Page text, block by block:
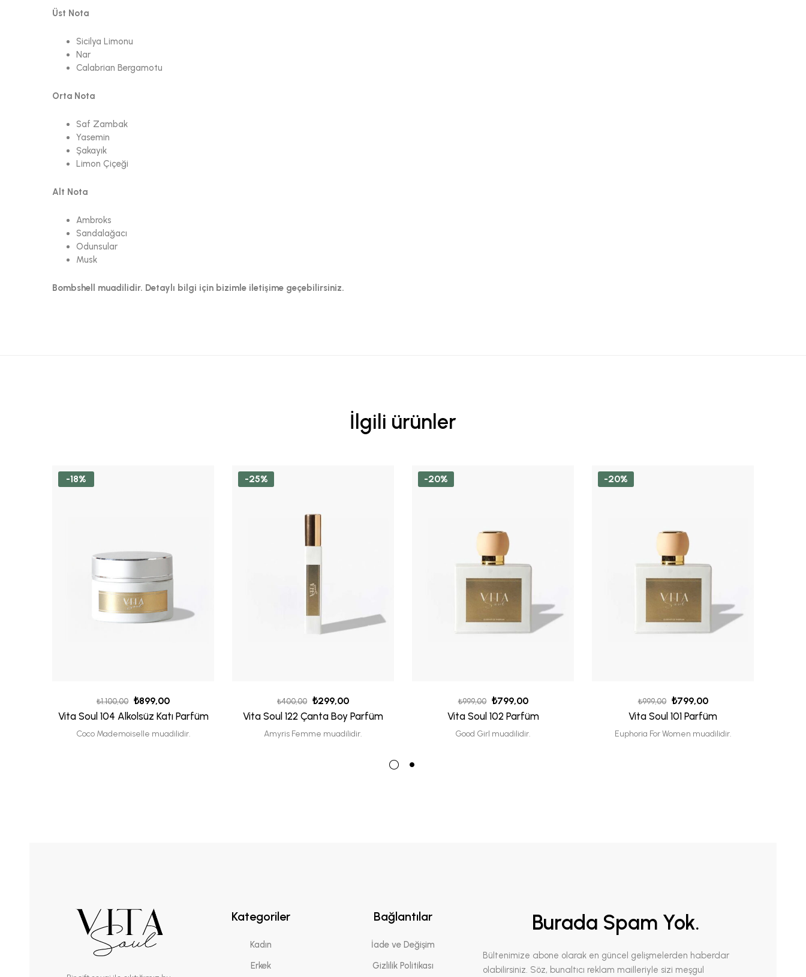
Üst Nota
Sicilya Limonu
Nar
Calabrian Bergamotu
Orta Nota
Saf Zambak
Yasemin
Şakayık
Limon Çiçeği
Alt Nota
Ambroks
Sandalağacı
Odunsular
Musk
Bombshell muadilidir. Detaylı bilgi için bizimle iletişime geçebilirsiniz.
İlgili ürünler
-18%
₺1.100,00 ₺899,00
Vita Soul 104 Alkolsüz Katı Parfüm
Coco Mademoiselle muadilidir.
-25%
₺400,00 ₺299,00
Vita Soul 122 Çanta Boy Parfüm
Amyris Femme muadilidir.
-20%
₺999,00 ₺799,00
Vita Soul 102 Parfüm
Good Girl muadilidir.
-20%
₺999,00 ₺799,00
Vita Soul 101 Parfüm
Euphoria For Women muadilidir.
Kategoriler
Kadın
Erkek
Bağlantılar
İade ve Değişim
Gizlilik Politikası
Burada Spam Yok.
Bültenimize abone olarak en güncel gelişmelerden haberdar
olabilirsiniz. Söz, bunaltıcı reklam mailleriyle sizi meşgul